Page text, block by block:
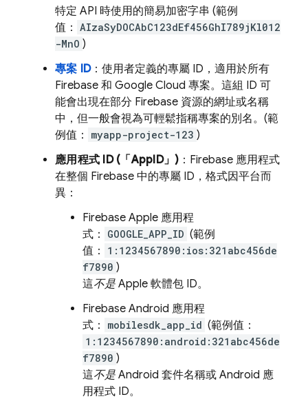
特定 API 時使用的簡易加密字串 (範例
值： AIzaSyDOCAbC123dEf456GhI789jKl012
-MnO )
專案 ID：使用者定義的專屬 ID，適用於所有
Firebase 和 Google Cloud 專案。這組 ID 可
能會出現在部分 Firebase 資源的網址或名稱
中，但一般會視為可輕鬆指稱專案的別名。(範
例值：
myapp-project-123 )
應用程式 ID (「AppID」) ：Firebase 應用程式
在整個 Firebase 中的專屬 ID，格式因平台而
異：
Firebase Apple 應用程
式：
GOOGLE_APP_ID (範例
值：
1:1234567890:ios:321abc456de
f7890 )
這不是 Apple 軟體包 ID。
Firebase Android 應用程
式：
mobilesdk_app_id (範例值：
1:1234567890:android:321abc456de
f7890 )
這不是 Android 套件名稱或 Android 應
用程式 ID。